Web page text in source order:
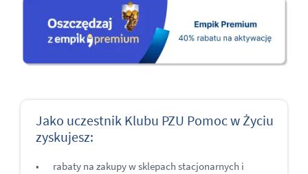
Jako uczestnik Klubu PZU Pomoc w Życiu
zyskujesz:
rabaty na zakupy w sklepach stacjonarnych i